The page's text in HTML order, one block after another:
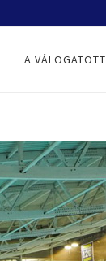
A VÁLOGATOTT